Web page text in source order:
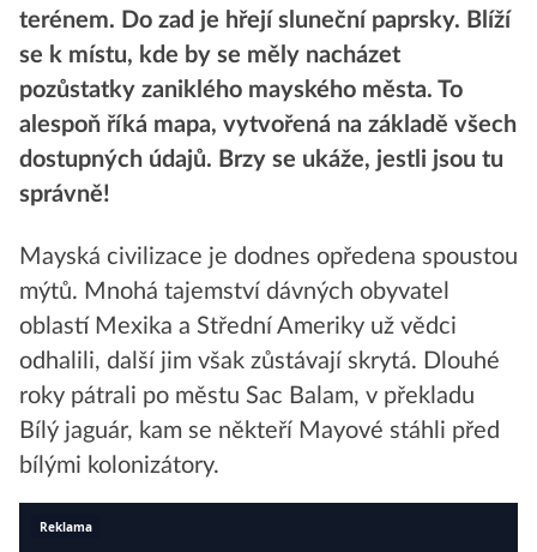
terénem. Do zad je hřejí sluneční paprsky. Blíží
se k místu, kde by se měly nacházet
pozůstatky zaniklého mayského města. To
alespoň říká mapa, vytvořená na základě všech
dostupných údajů. Brzy se ukáže, jestli jsou tu
správně!
Mayská civilizace je dodnes opředena spoustou
mýtů. Mnohá tajemství dávných obyvatel
oblastí Mexika a Střední Ameriky už vědci
odhalili, další jim však zůstávají skrytá. Dlouhé
roky pátrali po městu Sac Balam, v překladu
Bílý jaguár, kam se někteří Mayové stáhli před
bílými kolonizátory.
Reklama